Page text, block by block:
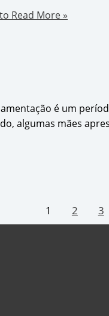
Read More »
é um
algumas mães
1 2 3